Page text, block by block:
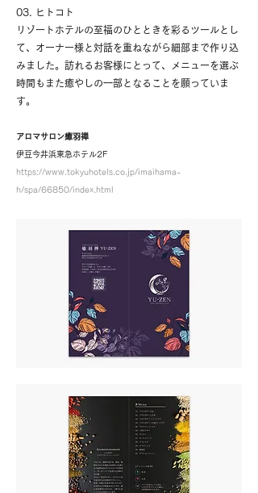
03. ヒトコト
リゾートホテルの至福のひとときを彩るツールとし
て、オーナー様と対話を重ねながら細部まで作り込
みました。訪れるお客様にとって、メニューを選ぶ
時間もまた癒やしの一部となることを願っていま
す。
アロマサロン癒羽禅
伊豆今井浜東急ホテル2F
https://www.tokyuhotels.co.jp/imaihama-
h/spa/66850/index.html